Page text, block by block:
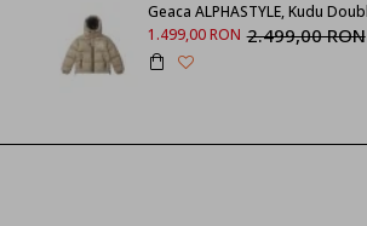
1.499,00 RON 2.499,00 RON